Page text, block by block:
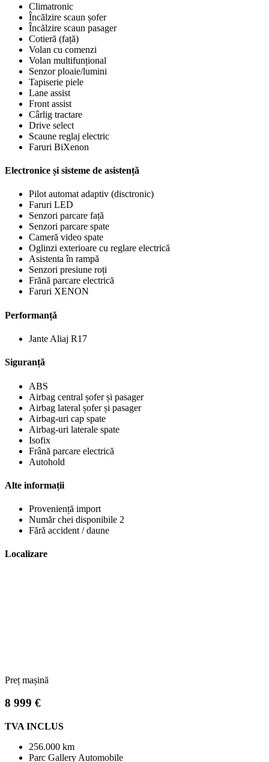
Climatronic
Încălzire scaun șofer
Încălzire scaun pasager
Cotieră (față)
Volan cu comenzi
Volan multifunțional
Senzor ploaie/lumini
Tapiserie piele
Lane assist
Front assist
Cârlig tractare
Drive select
Scaune reglaj electric
Faruri BiXenon
Electronice și sisteme de asistență
Pilot automat adaptiv (disctronic)
Faruri LED
Senzori parcare față
Senzori parcare spate
Cameră video spate
Oglinzi exterioare cu reglare electrică
Asistenta în rampă
Senzori presiune roți
Frănă parcare electrică
Faruri XENON
Performanță
Jante Aliaj R17
Siguranță
ABS
Airbag central șofer și pasager
Airbag lateral șofer și pasager
Airbag-uri cap spate
Airbag-uri laterale spate
Isofix
Frână parcare electrică
Autohold
Alte informații
Proveniență import
Număr chei disponibile 2
Fără accident / daune
Localizare
Preț mașină
8 999 €
TVA INCLUS
256.000 km
Parc Gallery Automobile